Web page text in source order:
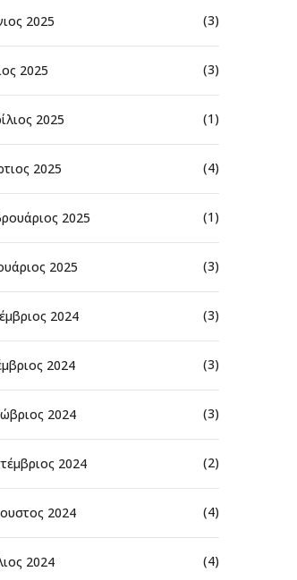
2025 (3)
2025 (3)
2025 (1)
2025 (4)
2025 (1)
2025 (3)
2024 (3)
2024 (3)
2024 (3)
2024 (2)
2024 (4)
2024 (4)